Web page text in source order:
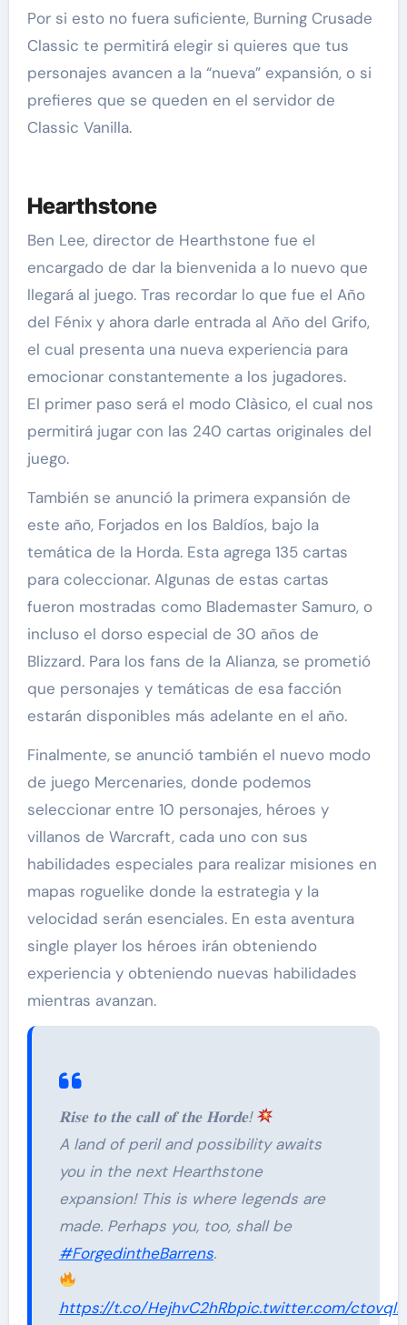
Por si esto no fuera suficiente, Burning Crusade
Classic te permitirá elegir si quieres que tus
personajes avancen a la “nueva” expansión, o si
prefieres que se queden en el servidor de
Classic Vanilla.
Hearthstone
Ben Lee, director de Hearthstone fue el
encargado de dar la bienvenida a lo nuevo que
llegará al juego. Tras recordar lo que fue el Año
del Fénix y ahora darle entrada al Año del Grifo,
el cual presenta una nueva experiencia para
emocionar constantemente a los jugadores.
El primer paso será el modo Clàsico, el cual nos
permitirá jugar con las 240 cartas originales del
juego.
También se anunció la primera expansión de
este año, Forjados en los Baldíos, bajo la
temática de la Horda. Esta agrega 135 cartas
para coleccionar. Algunas de estas cartas
fueron mostradas como Blademaster Samuro, o
incluso el dorso especial de 30 años de
Blizzard. Para los fans de la Alianza, se prometió
que personajes y temáticas de esa facción
estarán disponibles más adelante en el año.
Finalmente, se anunció también el nuevo modo
de juego Mercenaries, donde podemos
seleccionar entre 10 personajes, héroes y
villanos de Warcraft, cada uno con sus
habilidades especiales para realizar misiones en
mapas roguelike donde la estrategia y la
velocidad serán esenciales. En esta aventura
single player los héroes irán obteniendo
experiencia y obteniendo nuevas habilidades
mientras avanzan.
𝐑𝐢𝐬𝐞 𝐭𝐨 𝐭𝐡𝐞 𝐜𝐚𝐥𝐥 𝐨𝐟 𝐭𝐡𝐞 𝐇𝐨𝐫𝐝𝐞!
A land of peril and possibility awaits
you in the next Hearthstone
expansion! This is where legends are
made. Perhaps you, too, shall be
#ForgedintheBarrens.
https://t.co/HejhvC2hRbpic.twitter.com/